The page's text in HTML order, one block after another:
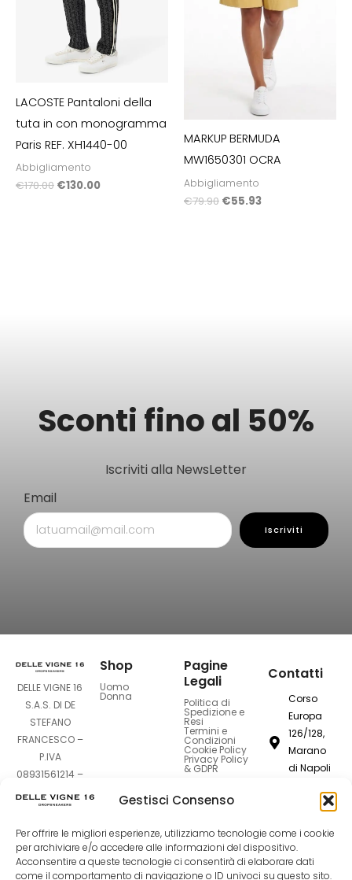
Gestisci Consenso
Per offrire le migliori esperienze, utilizziamo tecnologie come i cookie
per archiviare e/o accedere alle informazioni del dispositivo.
Acconsentire a queste tecnologie ci consentirà di elaborare dati
come il comportamento di navigazione o ID univoci su questo sito.
LACOSTE Pantaloni della
tuta in con monogramma
Paris REF. XH1440-00
Abbigliamento
€170.00 €130.00
MARKUP BERMUDA
MW1650301 OCRA
Abbigliamento
€79.90 €55.93
Sconti fino al 50%
Iscriviti alla NewsLetter
Email
Iscriviti
DELLE VIGNE 16
S.A.S. DI DE
STEFANO
FRANCESCO –
P.IVA
08931561214 –
Sede Legale:
Corso Europa
80016 Marano
di Napoli (NA)
Shop
Uomo
Donna
Pagine
Legali
Politica di
Spedizione e
Resi
Termini e
Condizioni
Cookie Policy
Privacy Policy
& GDPR
Contatti
Corso
Europa
126/128,
Marano
di Napoli
081
7420994